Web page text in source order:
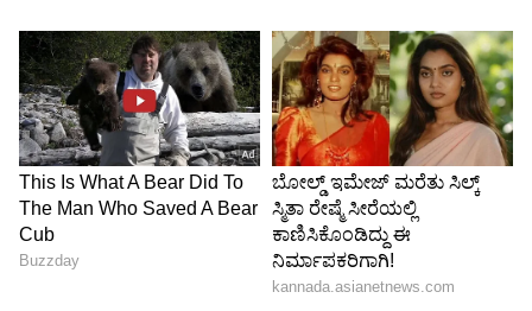
ಈ ಪರಿಕಲ್ಪನೆಗೆ ಮತ್ತಷ್ಟು ವೇಗ ನೀಡಿತು. ಅಂದಿನಿಂದ,
ಚಾರ್ಜಿಂಗ್ ಮಾನದಂಡಗಳು ಗಮನಾರ್ಹವಾಗಿ
ವಿಕಸನಗೊಂಡಿವೆ, ಆದರೆ ಇಂದಿಗೂ ಎಲ್ಲವೂ ಟೈಪ್-ಸಿ
ಪೋರ್ಟ್‌ನ ಆಕಾರವನ್ನೇ ಅಳವಡಿಸಿಕೊಂಡಿವೆ.
5
6